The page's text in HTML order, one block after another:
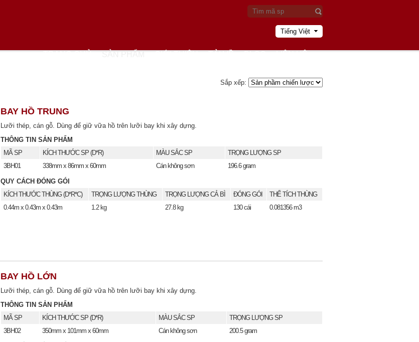
Tiếng Việt
Sắp xếp:
BAY HỒ TRUNG
Lưỡi thép, cán gỗ. Dùng để giữ vữa hồ trên lưỡi bay khi xây dựng.
THÔNG TIN SẢN PHẨM
MÃ SP
KÍCH THƯỚC SP (D*R) MÀU SẮC SP
TRỌNG LƯỢNG SP
3BH01
338mm x 86mm x 60mm Cán không sơn 196.6 gram
QUY CÁCH ĐÓNG GÓI
KÍCH THƯỚC THÙNG (D*R*C)
TRỌNG LƯỢNG THÙNG TRỌNG LƯỢNG CẢ BÌ ĐÓNG GÓI
THỂ TÍCH THÙNG
0.44m x 0.43m x 0.43m
1.2 kg 27.8 kg 130 cái 0.081356 m3
BAY HỒ LỚN
Lưỡi thép, cán gỗ. Dùng để giữ vữa hồ trên lưỡi bay khi xây dựng.
THÔNG TIN SẢN PHẨM
MÃ SP
KÍCH THƯỚC SP (D*R) MÀU SẮC SP
TRỌNG LƯỢNG SP
3BH02
350mm x 101mm x 60mm Cán không sơn 200.5 gram